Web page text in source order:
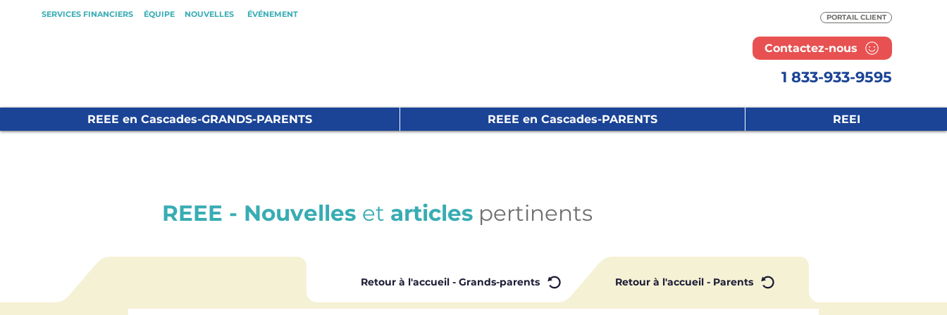
SERVICES FINANCIERS ÉQUIPE NOUVELLES ÉVÉNEMENT PORTAIL CLIENT
Contactez-nous
1 833-933-9595
REEE en Cascades-GRANDS-PARENTS REEE en Cascades-PARENTS REEI
REEE - Nouvelles et articles pertinents
Retour à l'accueil - Grands-parents Retour à l'accueil - Parents